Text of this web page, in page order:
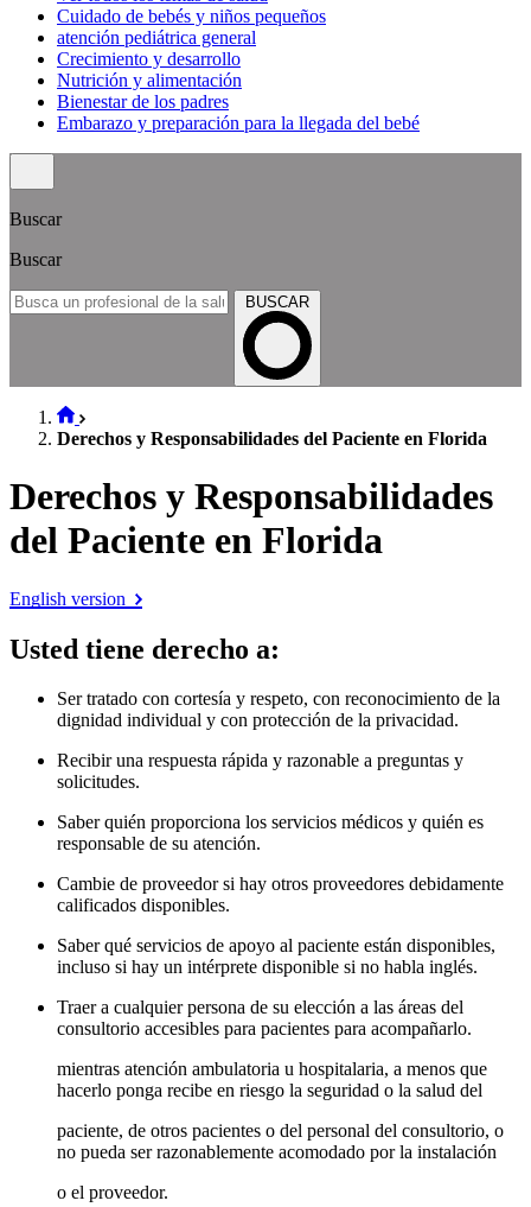
Cuidado de bebés y niños pequeños
atención pediátrica general
Crecimiento y desarrollo
Nutrición y alimentación
Bienestar de los padres
Embarazo y preparación para la llegada del bebé
Buscar
Buscar
BUSCAR
Derechos y Responsabilidades del Paciente en Florida
Derechos y Responsabilidades
del Paciente en Florida
English version
Usted tiene derecho a:
Ser tratado con cortesía y respeto, con reconocimiento de la
dignidad individual y con protección de la privacidad.
Recibir una respuesta rápida y razonable a preguntas y
solicitudes.
Saber quién proporciona los servicios médicos y quién es
responsable de su atención.
Cambie de proveedor si hay otros proveedores debidamente
calificados disponibles.
Saber qué servicios de apoyo al paciente están disponibles,
incluso si hay un intérprete disponible si no habla inglés.
Traer a cualquier persona de su elección a las áreas del
consultorio accesibles para pacientes para acompañarlo.
mientras atención ambulatoria u hospitalaria, a menos que
hacerlo ponga recibe en riesgo la seguridad o la salud del
paciente, de otros pacientes o del personal del consultorio, o
no pueda ser razonablemente acomodado por la instalación
o el proveedor.